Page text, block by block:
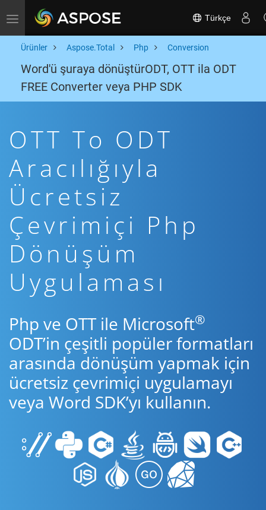
Toggle navigation Türkçe
Ürünler Aspose.Total Php Conversion
Word'ü şuraya dönüştürODT, OTT ila ODT
FREE Converter veya PHP SDK
OTT To ODT
Aracılığıyla
Ücretsiz
Çevrimiçi Php
Dönüşüm
Uygulaması
Php ve OTT ile Microsoft®
ODT’in çeşitli popüler formatları
arasında dönüşüm yapmak için
ücretsiz çevrimiçi uygulamayı
veya Word SDK’yı kullanın.